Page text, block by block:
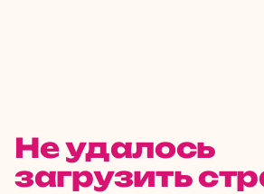
Не удалось
загрузить